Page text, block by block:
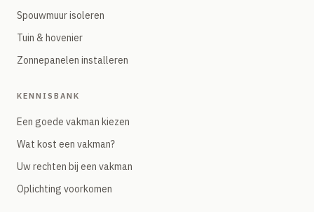
Spouwmuur isoleren
Tuin & hovenier
Zonnepanelen installeren
KENNISBANK
Een goede vakman kiezen
Wat kost een vakman?
Uw rechten bij een vakman
Oplichting voorkomen